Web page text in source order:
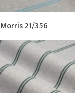
Morris 21/356